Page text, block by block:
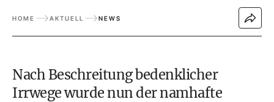
HOME AKTUELL NEWS
Nach Beschreitung bedenklicher
Irrwege wurde nun der namhafte